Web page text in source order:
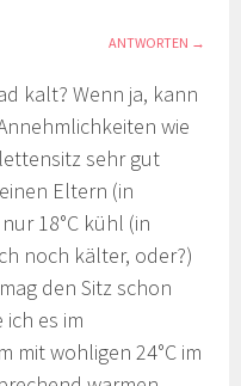
ANTWORTEN
kalt? Wenn ja, kann
wie
sehr gut
Eltern (in
18°C kühl (in
noch kälter, oder?)
den Sitz schon
ich es im
mit wohligen 24°C im